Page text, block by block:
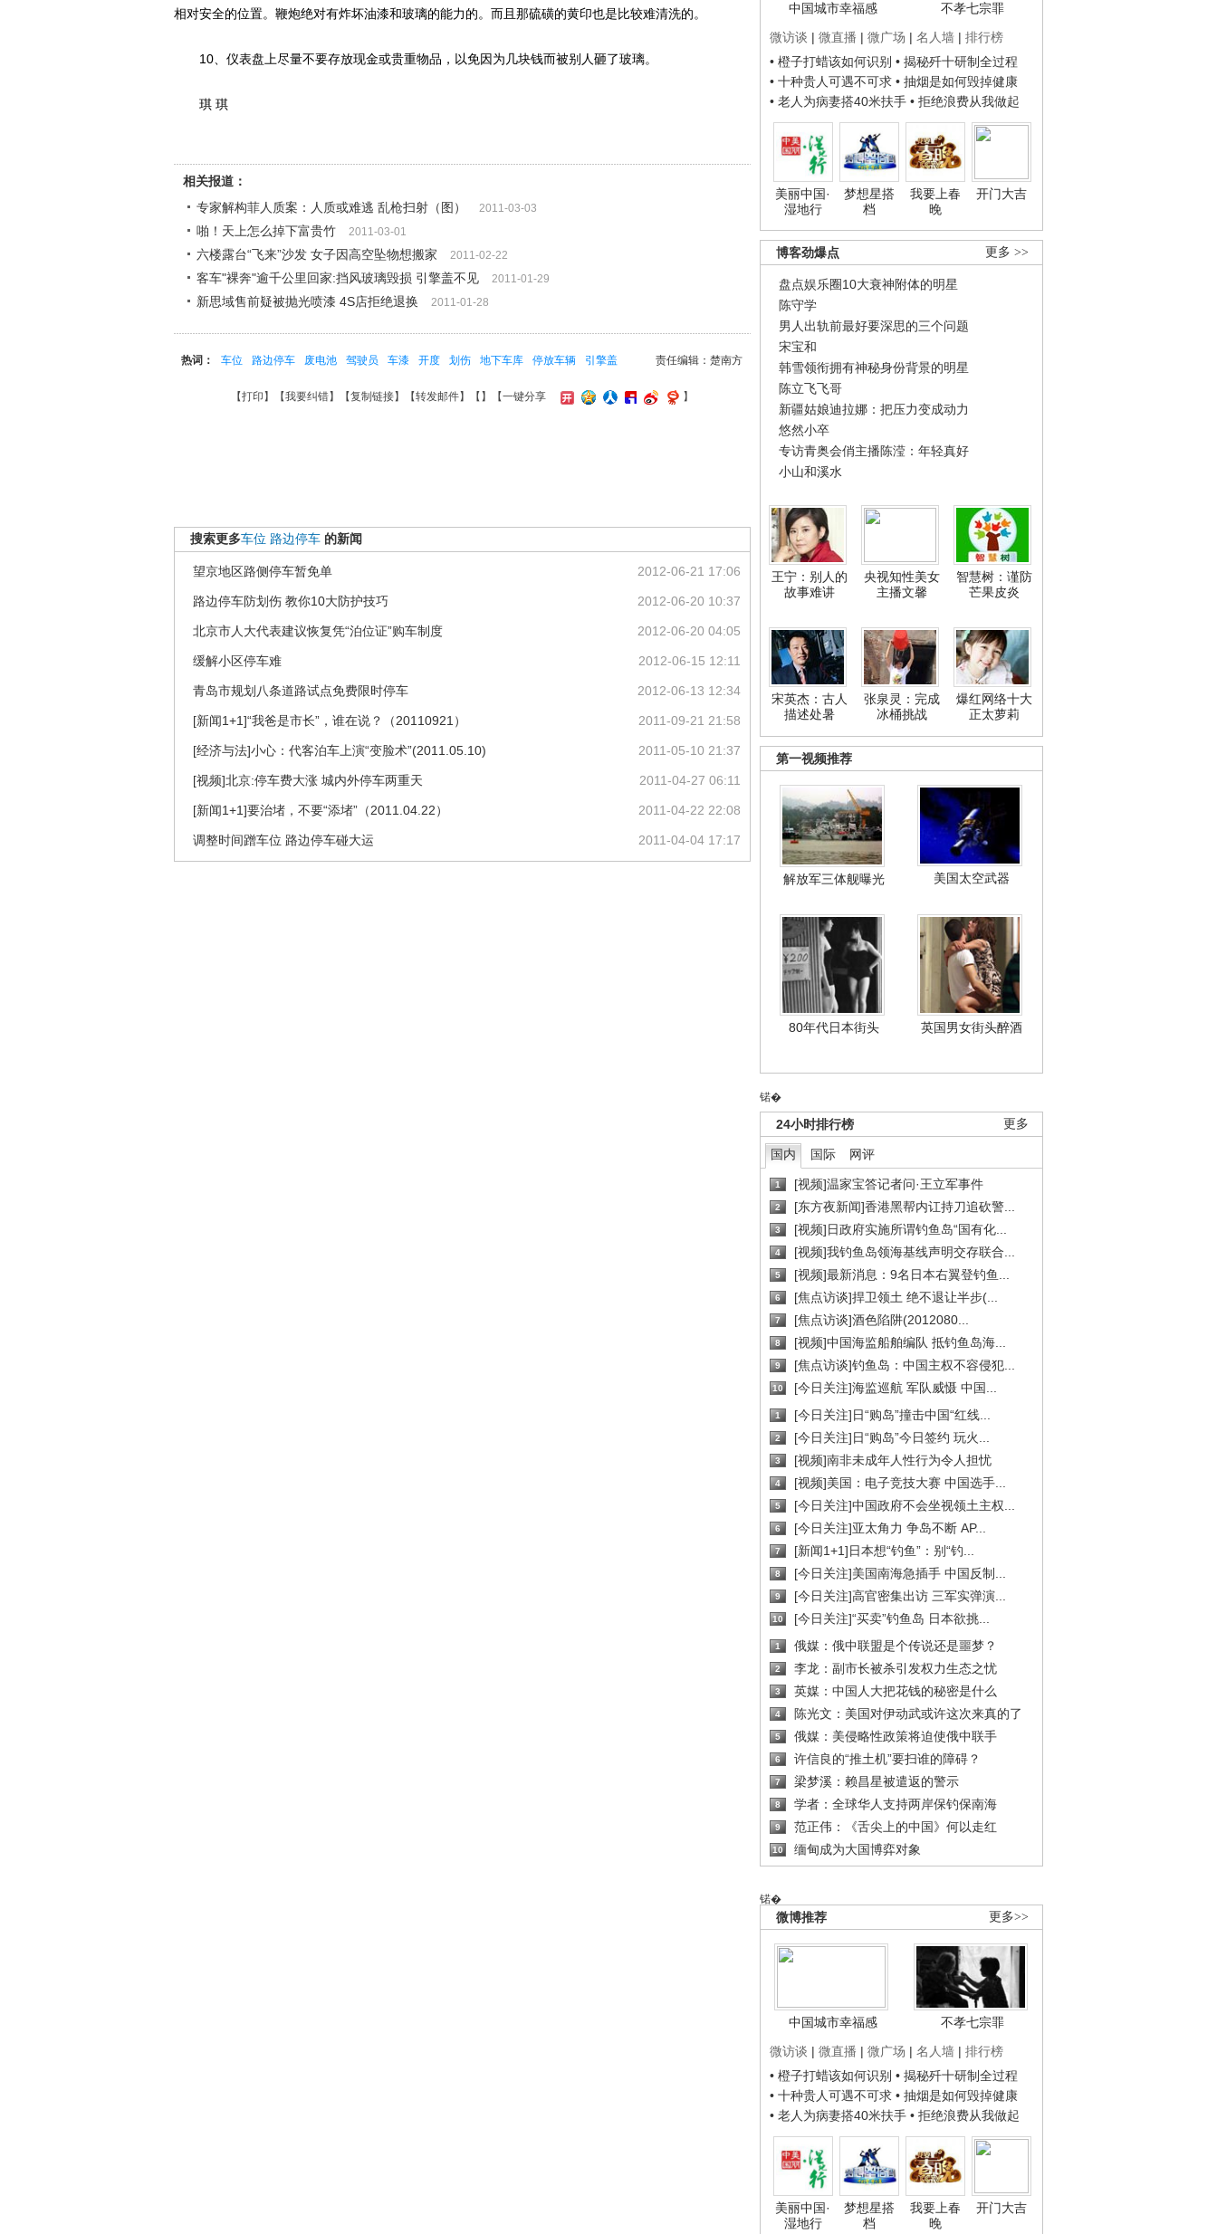
中国城市幸福感
不孝七宗罪
微访谈 | 微直播 | 微广场 | 名人墙 | 排行榜
• 橙子打蜡该如何识别 • 揭秘歼十研制全过程
• 十种贵人可遇不可求 • 抽烟是如何毁掉健康
• 老人为病妻搭40米扶手 • 拒绝浪费从我做起
美丽中国·
湿地行
梦想星搭
档
我要上春
晚
开门大吉
更多 >>
博客劲爆点
盘点娱乐圈10大衰神附体的明星
陈守学
男人出轨前最好要深思的三个问题
宋宝和
韩雪领衔拥有神秘身份背景的明星
陈立飞飞哥
新疆姑娘迪拉娜：把压力变成动力
悠然小卒
专访青奥会俏主播陈滢：年轻真好
小山和溪水
王宁：别人的
故事难讲
央视知性美女
主播文馨
智慧树：谨防
芒果皮炎
宋英杰：古人
描述处暑
张泉灵：完成
冰桶挑战
爆红网络十大
正太萝莉
第一视频推荐
解放军三体舰曝光 美国太空武器
80年代日本街头 英国男女街头醉酒
锘�
更多
24小时排行榜
国内 国际 网评
1 [视频]温家宝答记者问·王立军事件
2 [东方夜新闻]香港黑帮内讧持刀追砍警...
3 [视频]日政府实施所谓钓鱼岛“国有化...
4 [视频]我钓鱼岛领海基线声明交存联合...
5 [视频]最新消息：9名日本右翼登钓鱼...
6 [焦点访谈]捍卫领土 绝不退让半步(...
7 [焦点访谈]酒色陷阱(2012080...
8 [视频]中国海监船舶编队 抵钓鱼岛海...
9 [焦点访谈]钓鱼岛：中国主权不容侵犯...
10 [今日关注]海监巡航 军队威慑 中国...
1 [今日关注]日“购岛”撞击中国“红线...
2 [今日关注]日“购岛”今日签约 玩火...
3 [视频]南非未成年人性行为令人担忧
4 [视频]美国：电子竞技大赛 中国选手...
5 [今日关注]中国政府不会坐视领土主权...
6 [今日关注]亚太角力 争岛不断 AP...
7 [新闻1+1]日本想“钓鱼”：别“钓...
8 [今日关注]美国南海急插手 中国反制...
9 [今日关注]高官密集出访 三军实弹演...
10 [今日关注]“买卖”钓鱼岛 日本欲挑...
1 俄媒：俄中联盟是个传说还是噩梦？
2 李龙：副市长被杀引发权力生态之忧
3 英媒：中国人大把花钱的秘密是什么
4 陈光文：美国对伊动武或许这次来真的了
5 俄媒：美侵略性政策将迫使俄中联手
6 许信良的“推土机”要扫谁的障碍？
7 梁梦溪：赖昌星被遣返的警示
8 学者：全球华人支持两岸保钓保南海
9 范正伟：《舌尖上的中国》何以走红
10 缅甸成为大国博弈对象
锘�
更多>>
微博推荐
中国城市幸福感
不孝七宗罪
微访谈 | 微直播 | 微广场 | 名人墙 | 排行榜
• 橙子打蜡该如何识别 • 揭秘歼十研制全过程
• 十种贵人可遇不可求 • 抽烟是如何毁掉健康
• 老人为病妻搭40米扶手 • 拒绝浪费从我做起
美丽中国·
湿地行
梦想星搭
档
我要上春
晚
开门大吉
相对安全的位置。鞭炮绝对有炸坏油漆和玻璃的能力的。而且那硫磺的黄印也是比较难清洗的。
10、仪表盘上尽量不要存放现金或贵重物品，以免因为几块钱而被别人砸了玻璃。
琪 琪
相关报道：
专家解构菲人质案：人质或难逃 乱枪扫射（图）
2011-03-03
啪！天上怎么掉下富贵竹 2011-03-01
六楼露台“飞来”沙发 女子因高空坠物想搬家 2011-02-22
客车"裸奔"逾千公里回家:挡风玻璃毁损 引擎盖不见 2011-01-29
新思域售前疑被抛光喷漆 4S店拒绝退换 2011-01-28
责任编辑：楚南方
热词： 车位 路边停车 废电池 驾驶员 车漆 开度 划伤 地下车库 停放车辆 引擎盖
【打印 】【我要纠错】【复制链接】【转发邮件】【 】 【一键分享 】
搜索更多车位 路边停车 的新闻
2012-06-21 17:06
望京地区路侧停车暂免单
2012-06-20 10:37
路边停车防划伤 教你10大防护技巧
2012-06-20 04:05
北京市人大代表建议恢复凭“泊位证”购车制度
2012-06-15 12:11
缓解小区停车难
2012-06-13 12:34
青岛市规划八条道路试点免费限时停车
2011-09-21 21:58
[新闻1+1]“我爸是市长”，谁在说？（20110921）
2011-05-10 21:37
[经济与法]小心：代客泊车上演“变脸术”(2011.05.10)
2011-04-27 06:11
[视频]北京:停车费大涨 城内外停车两重天
2011-04-22 22:08
[新闻1+1]要治堵，不要“添堵”（2011.04.22）
2011-04-04 17:17
调整时间蹭车位 路边停车碰大运